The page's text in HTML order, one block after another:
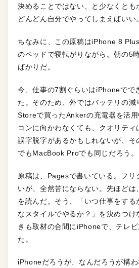
決めることではない、と少なくとも
どんどん自分でやってしまえばいい。
ちなみに、この原稿はiPhone 8
のベッドで寝転がりながら。朝の5
ばかりだ。
今、仕事の7割ぐらいはiPhoneでで
た。そのため、外ではバッテリの
Storeで買ったAnkerの充電器を活
コンに向かわなくても、クオリティ
誤字脱字があるかもしれないが、
でもMacBook Proでも同じだろう。
原稿は、Pagesで書いている。フリ
いが、全然苦にならない。先ほど
を読んだ。そう、「いつ仕事をする
なスタイルでやるか？」を決めつけ
きも取材の合間にiPhoneで、テレ
た。
iPhoneだろうが、なんだろうが構